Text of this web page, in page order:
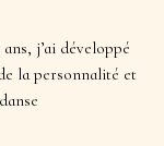
j’ai développé
la personnalité et